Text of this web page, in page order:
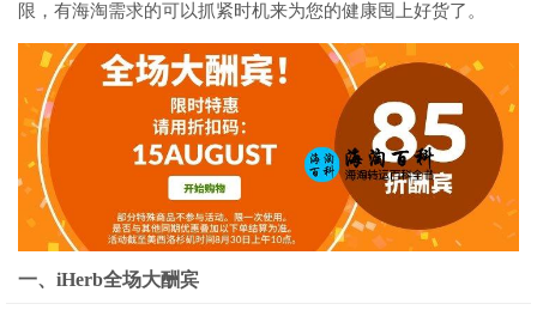
限，有海淘需求的可以抓紧时机来为您的健康囤上好货了。
一、iHerb全场大酬宾